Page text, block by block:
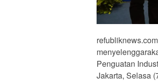
Penguatan
Jakarta, Selasa